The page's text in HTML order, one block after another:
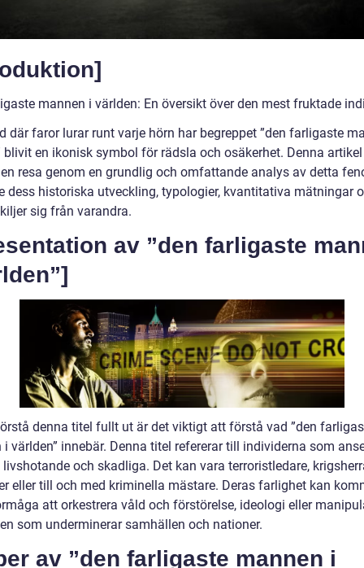
mannen i världen: En översikt över den mest fruktade
där faror lurar runt varje hörn har begreppet ”den farligaste
blivit en ikonisk symbol för rädsla och osäkerhet. Denna
resa genom en grundlig och omfattande analys av detta
dess historiska utveckling, typologier, kvantitativa mätningar
sig från varandra.
av ”den farligaste
denna titel fullt ut är det viktigt att förstå vad ”den
i världen” innebär. Denna titel refererar till individerna som
och skadliga. Det kan vara terroristledare,
eller till och med kriminella mästare. Deras farlighet kan
att orkestrera våld och förstörelse, ideologi eller
som underminerar samhällen och nationer.
av ”den farligaste mannen i